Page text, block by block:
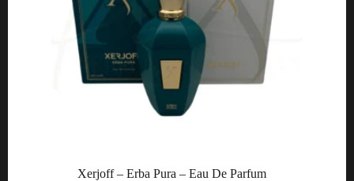
Xerjoff – Erba Pura – Eau De Parfum